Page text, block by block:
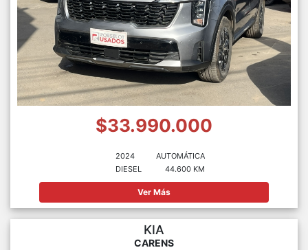
$33.990.000
2024
DIESEL
AUTOMÁTICA
44.600 KM
Ver Más
KIA
CARENS